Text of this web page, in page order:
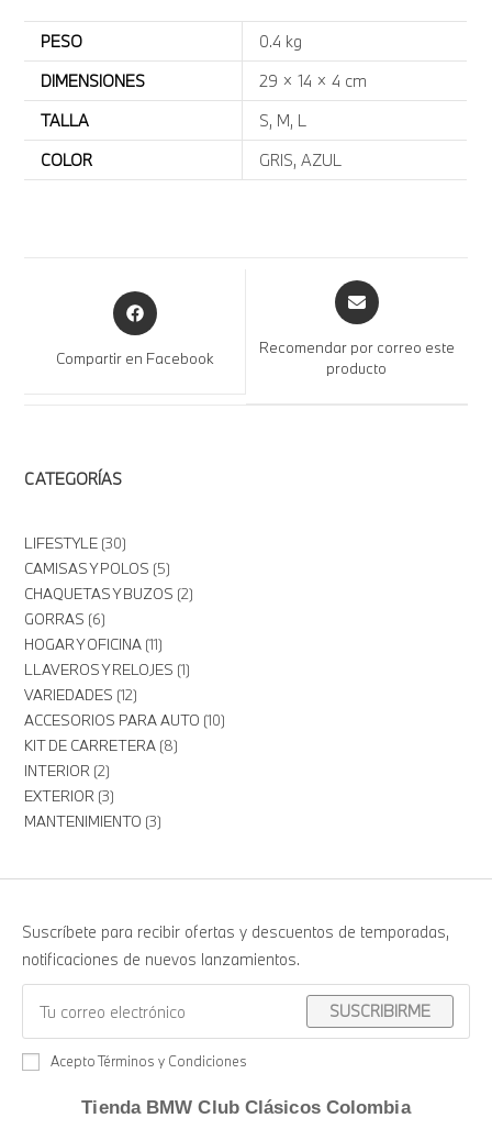
PESO
0.4 kg
DIMENSIONES
29 × 14 × 4 cm
TALLA
S, M, L
COLOR
GRIS, AZUL
Compartir en Facebook
Recomendar por correo este
producto
CATEGORÍAS
LIFESTYLE 30
CAMISAS Y POLOS 5
CHAQUETAS Y BUZOS 2
GORRAS 6
HOGAR Y OFICINA 11
LLAVEROS Y RELOJES 1
VARIEDADES 12
ACCESORIOS PARA AUTO 10
KIT DE CARRETERA 8
INTERIOR 2
EXTERIOR 3
MANTENIMIENTO 3
Suscríbete para recibir ofertas y descuentos de temporadas,
notificaciones de nuevos lanzamientos.
SUSCRIBIRME
Acepto Términos y Condiciones
Tienda BMW Club Clásicos Colombia